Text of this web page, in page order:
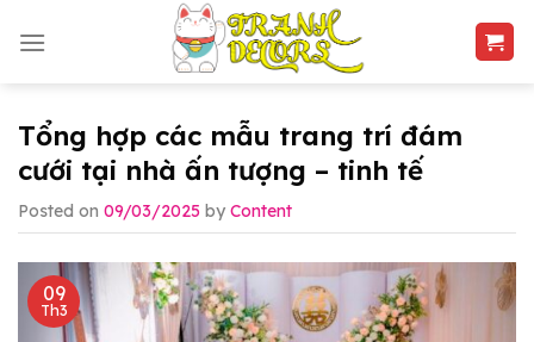
Tổng hợp các mẫu trang trí đám
cưới tại nhà ấn tượng – tinh tế
Posted on 09/03/2025 by Content
09
Th3